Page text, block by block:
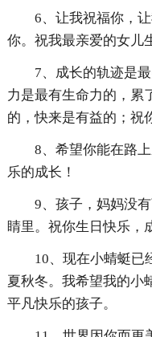
6、让我祝福你，
你。祝我最亲爱的女儿
7、成长的轨迹是
力是最有生命力的，累
的，快来是有益的；祝
8、希望你能在路
乐的成长！
9、孩子，妈妈没
睛里。祝你生日快乐，
10、现在小蜻蜓已
夏秋冬。我希望我的小
平凡快乐的孩子。